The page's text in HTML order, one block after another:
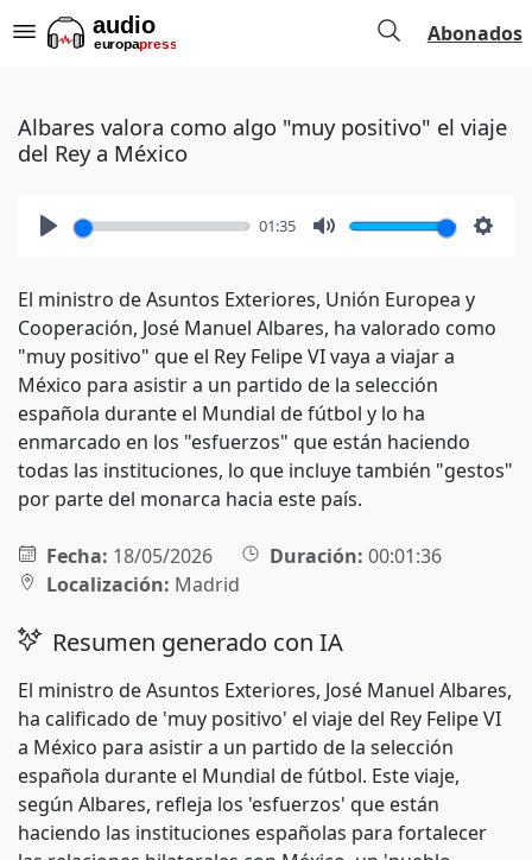
Abonados
Albares valora como algo "muy positivo" el viaje
del Rey a México
01:35
El ministro de Asuntos Exteriores, Unión Europea y
Cooperación, José Manuel Albares, ha valorado como
"muy positivo" que el Rey Felipe VI vaya a viajar a
México para asistir a un partido de la selección
española durante el Mundial de fútbol y lo ha
enmarcado en los "esfuerzos" que están haciendo
todas las instituciones, lo que incluye también "gestos"
por parte del monarca hacia este país.
Fecha: 18/05/2026 Duración: 00:01:36
Localización: Madrid
Resumen generado con IA
El ministro de Asuntos Exteriores, José Manuel Albares,
ha calificado de 'muy positivo' el viaje del Rey Felipe VI
a México para asistir a un partido de la selección
española durante el Mundial de fútbol. Este viaje,
según Albares, refleja los 'esfuerzos' que están
haciendo las instituciones españolas para fortalecer